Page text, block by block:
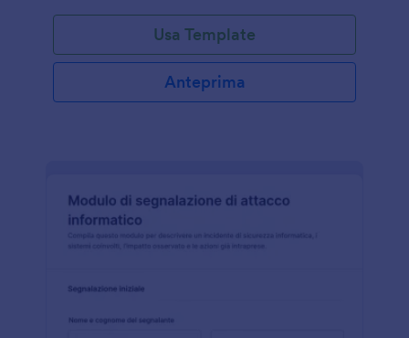
Usa Template
Anteprima